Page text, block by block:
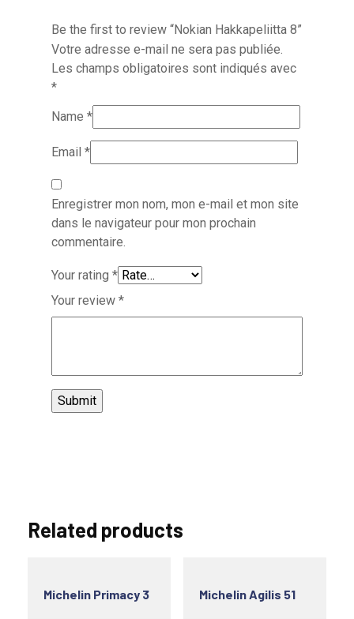
Be the first to review “Nokian Hakkapeliitta 8”
Votre adresse e-mail ne sera pas publiée.
Les champs obligatoires sont indiqués avec
*
Name *
Email *
Enregistrer mon nom, mon e-mail et mon site
dans le navigateur pour mon prochain
commentaire.
Your rating *
Your review *
Related products
Michelin Primacy 3 Michelin Agilis 51